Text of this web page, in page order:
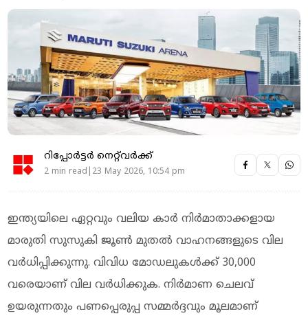
റിപ്പോർട്ടർ നെറ്റ്‌വര്‍ക്ക്‌
2 min read|23 May 2026, 10:54 pm
ഇന്ത്യയിലെ ഏറ്റവും വലിയ കാര്‍ നിര്‍മാതാക്കളായ
മാരുതി സുസുകി ജൂണ്‍ മുതല്‍ വാഹനങ്ങളുടെ വില
വര്‍ധിപ്പിക്കുന്നു. വിവിധ മോഡലുകള്‍ക്ക് 30,000
വരെയാണ് വില വര്‍ധിക്കുക. നിര്‍മാണ ചെലവ്
ഉയരുന്നതും പണപ്പെരുപ്പ സമ്മര്‍ദ്ദവും മൂലമാണ്